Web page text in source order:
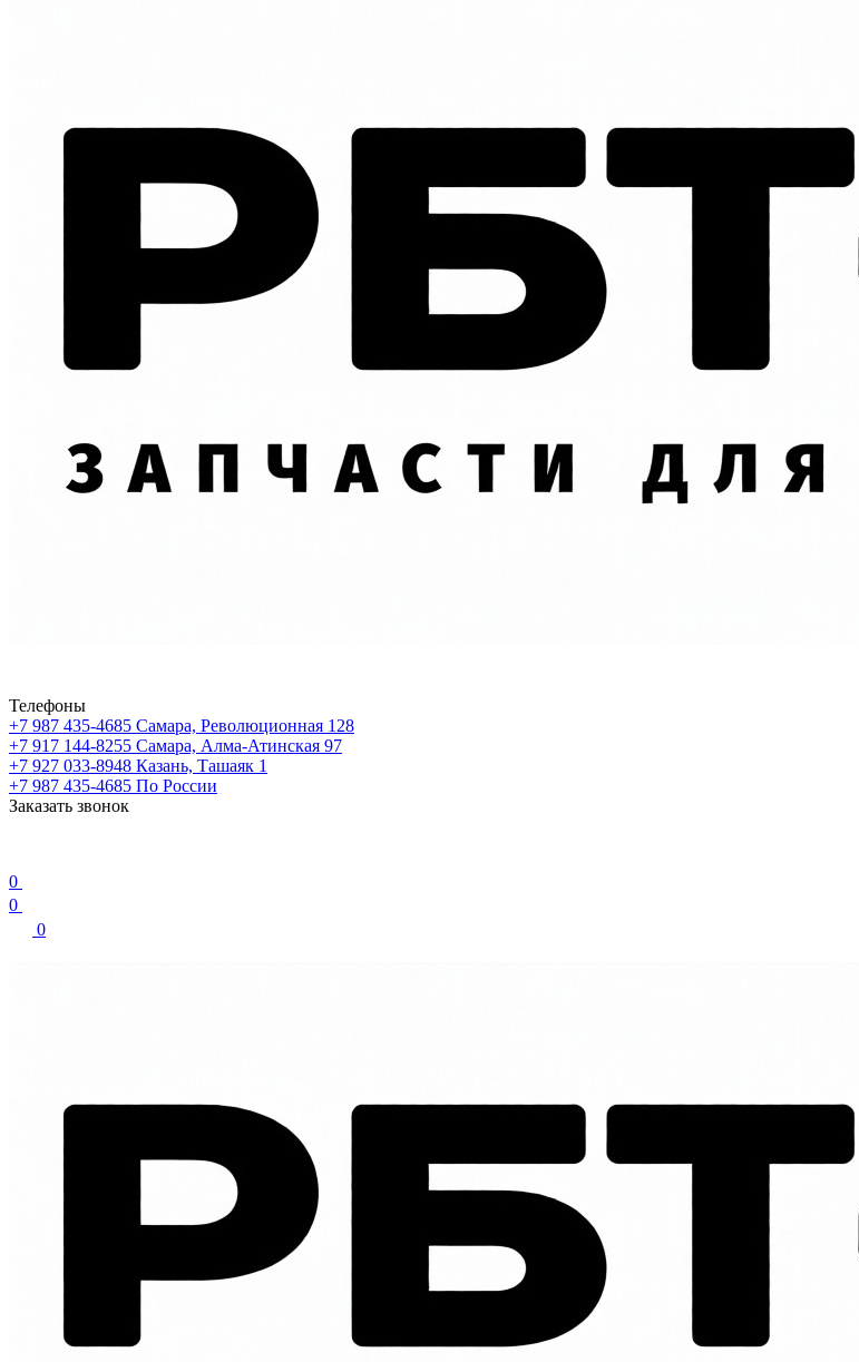
Телефоны
+7 987 435-4685 Самара, Революционная 128
+7 917 144-8255 Самара, Алма-Атинская 97
+7 927 033-8948 Казань, Ташаяк 1
+7 987 435-4685 По России
Заказать звонок
0
0
0